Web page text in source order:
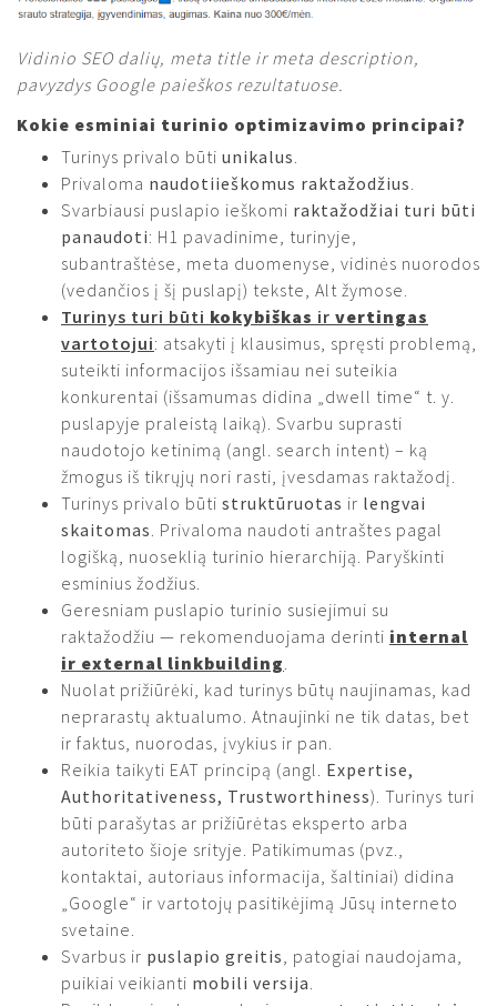
Vidinio SEO dalių, meta title ir meta description,
pavyzdys Google paieškos rezultatuose.
Kokie esminiai turinio optimizavimo principai?
Turinys privalo būti unikalus.
Privaloma naudotiieškomus raktažodžius.
Svarbiausi puslapio ieškomi raktažodžiai turi būti
panaudoti: H1 pavadinime, turinyje,
subantraštėse, meta duomenyse, vidinės nuorodos
(vedančios į šį puslapį) tekste, Alt žymose.
Turinys turi būti kokybiškas ir vertingas
vartotojui: atsakyti į klausimus, spręsti problemą,
suteikti informacijos išsamiau nei suteikia
konkurentai (išsamumas didina „dwell time“ t. y.
puslapyje praleistą laiką). Svarbu suprasti
naudotojo ketinimą (angl. search intent) – ką
žmogus iš tikrųjų nori rasti, įvesdamas raktažodį.
Turinys privalo būti struktūruotas ir lengvai
skaitomas. Privaloma naudoti antraštes pagal
logišką, nuoseklią turinio hierarchiją. Paryškinti
esminius žodžius.
Geresniam puslapio turinio susiejimui su
raktažodžiu — rekomenduojama derinti internal
ir external linkbuilding.
Nuolat prižiūrėki, kad turinys būtų naujinamas, kad
neprarastų aktualumo. Atnaujinki ne tik datas, bet
ir faktus, nuorodas, įvykius ir pan.
Reikia taikyti EAT principą (angl. Expertise,
Authoritativeness, Trustworthiness). Turinys turi
būti parašytas ar prižiūrėtas eksperto arba
autoriteto šioje srityje. Patikimumas (pvz.,
kontaktai, autoriaus informacija, šaltiniai) didina
„Google“ ir vartotojų pasitikėjimą Jūsų interneto
svetaine.
Svarbus ir puslapio greitis, patogiai naudojama,
puikiai veikianti mobili versija.